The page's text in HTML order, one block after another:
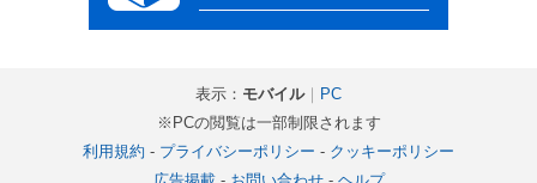
表示： モバイル｜ PC
※PCの閲覧は一部制限されます
利用規約 - プライバシーポリシー - クッキーポリシー